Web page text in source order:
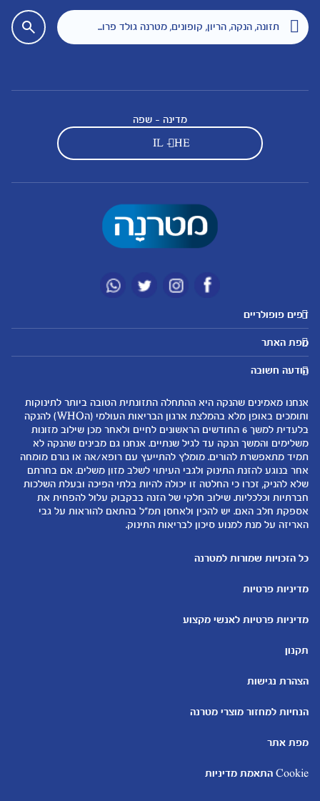
מדינה - שפה
IL - HE
דפים פופולריים
מטרנה לשירותכם
היועצות שלנו
שאלות נפוצות
אודות
لموقع متيرنا باللغة العربية
מועדון מטרנה
רכישת מוצרים
המוצרים שלנו
קופונים
מפת האתר
אבני דרך
לקראת הריון
0-6 חודשים
6-12 חודשים
12-24 חודשים
נושאים
שמות לתינוקות
התפתחות התינוק
תזונת תינוקות
טיפול בתינוק
הנקה
להיות הורים
מחשבון ביוץ
מחשבון שמות
מחשבון צבע עיניים
הודעה חשובה
אנחנו מאמינים שהנקה היא ההתחלה התזונתית הטובה ביותר לתינוקות
ותומכים באופן מלא בהמלצת ארגון הבריאות העולמי (הWHO) להנקה
בלעדית למשך 6 החודשים הראשונים לחיים ולאחר מכן שילוב מזונות
משלימים והמשך הנקה עד לגיל שנתיים. אנחנו גם מבינים שהנקה לא
תמיד מתאפשרת להורים. מומלץ להתייעץ עם רופא/אה או גורם מומחה
אחר בנוגע להזנת התינוק ולגבי העיתוי לשלב מזון משלים. אם בחרתם
שלא להניק, זכרו כי החלטה זו יכולה להיות בלתי הפיכה ובעלת השלכות
חברתיות וכלכליות. שילוב חלקי של הזנה בבקבוק עלול להפחית את
אספקת חלב האם. יש להכין ולאחסן תמ"ל בהתאם להוראות על גבי
האריזה על מנת למנוע סיכון לבריאות התינוק.
כל הזכויות שמורות למטרנה
מדיניות פרטיות
מדיניות פרטיות לאנשי מקצוע
תקנון
הצהרת נגישות
הנחיות למחזור מוצרי מטרנה
מפת אתר
Cookie התאמת מדיניות